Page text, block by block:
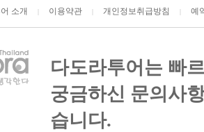
소개 이용약관 개인정보취급방침 예
다도라투어는 빠
궁금하신 문의사
습니다.